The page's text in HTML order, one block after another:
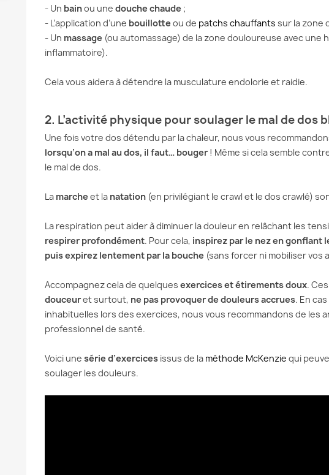
- Un bainou une douche chaude ;
- L’application d’une bouillotte ou de patchs chauffants sur la zone
- Un massage (ou automassage) de la zone douloureuse avec une
inflammatoire).
Cela vous aidera à détendre la musculature endolorie et raidie.
2. L’activité physique pour soulager le mal de dos
Une fois votre dos détendu par la chaleur, nous vous
lorsqu’on a mal au dos, il faut… bouger ! Même si cela semble
le mal de dos.
La marche et la natation (en privilégiant le crawl et le dos crawlé)
La respiration peut aider à diminuer la douleur en relâchant les
respirer profondément. Pour cela, inspirez par le nez en gonflant
puis expirez lentement par la bouche (sans forcer ni mobiliser vos
Accompagnez cela de quelques exercices et étirements doux.
douceuret surtout, ne pas provoquer de douleurs accrues. En
inhabituelles lors des exercices, nous vous recommandons de les
professionnel de santé.
Voici une série d’exercices issus de la méthode McKenzie qui
soulager les douleurs.